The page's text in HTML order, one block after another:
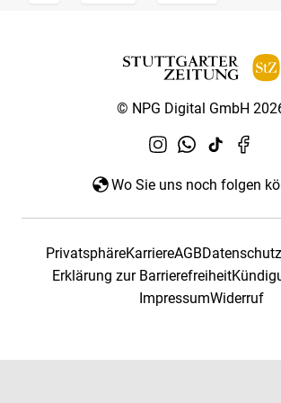
© NPG Digital GmbH
Wo Sie uns noch folgen
PrivatsphäreKarriereAGBDatenschutz
Erklärung zur Barrierefreiheit
ImpressumWiderruf